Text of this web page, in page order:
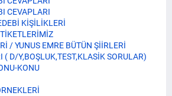
CEVAPLARI
KİŞİLİKLERİ
/ YUNUS EMRE BÜTÜN ŞİİRLERİ
D/Y,BOŞLUK,TEST,KLASİK SORULAR)
KONU